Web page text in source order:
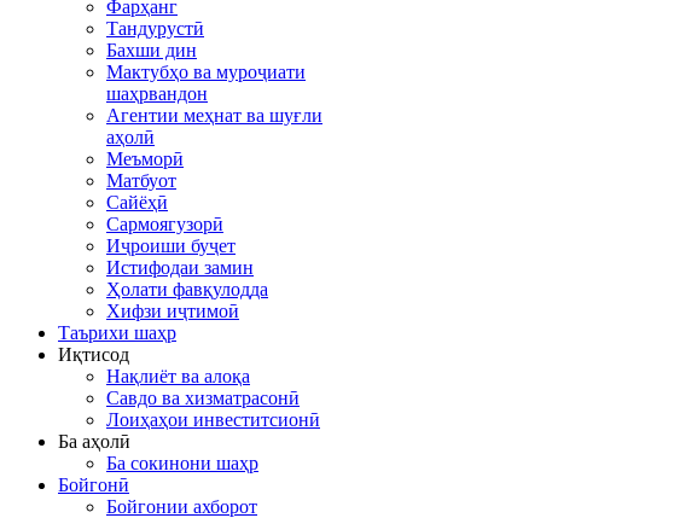
Фарҳанг
Тандурустӣ
Бахши дин
Мактубҳо ва муроҷиати
шаҳрвандон
Агентии меҳнат ва шуғли
аҳолӣ
Меъморӣ
Матбуот
Сайёҳӣ
Сармоягузорӣ
Иҷроиши буҷет
Истифодаи замин
Ҳолати фавқулодда
Хифзи иҷтимоӣ
Таърихи шаҳр
Иқтисод
Нақлиёт ва алоқа
Савдо ва хизматрасонӣ
Лоиҳаҳои инвеститсионӣ
Ба аҳолӣ
Ба сокинони шаҳр
Бойгонӣ
Бойгонии ахборот